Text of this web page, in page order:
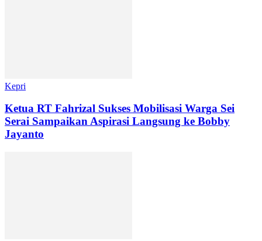
Kepri
Ketua RT Fahrizal Sukses Mobilisasi Warga Sei
Serai Sampaikan Aspirasi Langsung ke Bobby
Jayanto